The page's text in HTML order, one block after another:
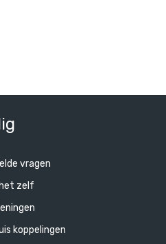
vragen
zelf
koppelingen